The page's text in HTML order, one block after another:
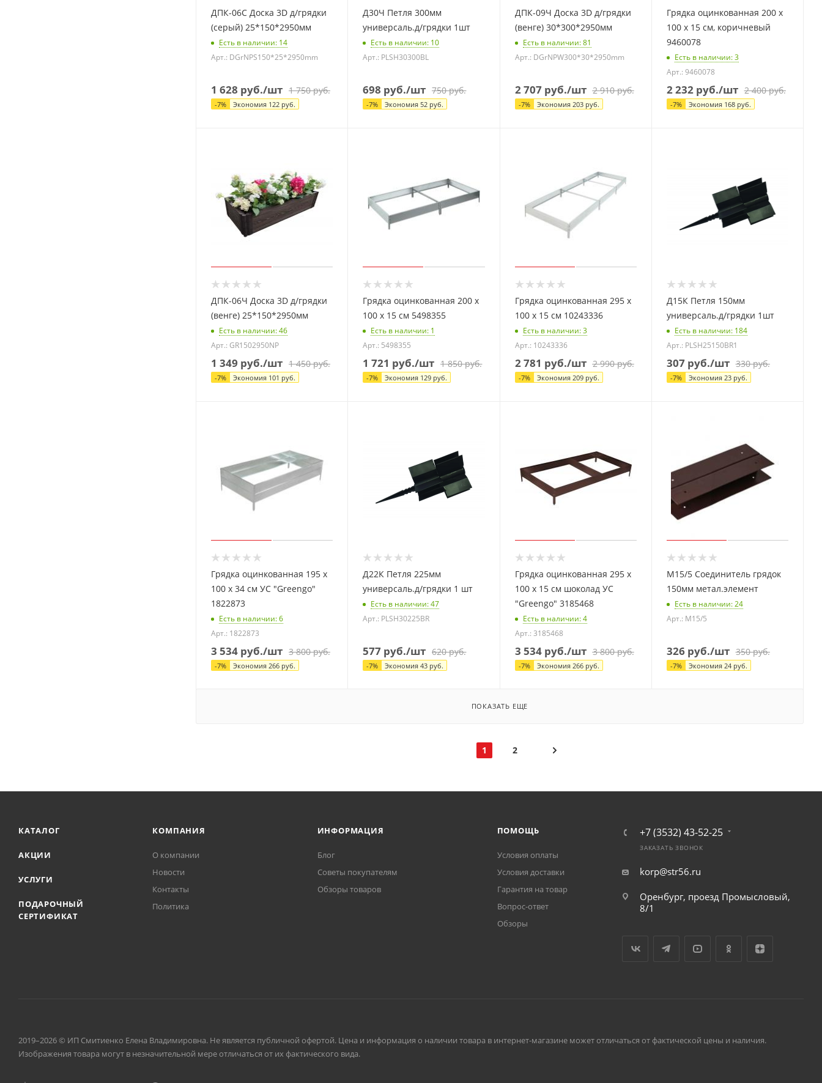
ДПК-06С Доска 3D д/грядки
(серый) 25*150*2950мм
Есть в наличии: 14
Арт.: DGrNPS150*25*2950mm
1 628 руб./шт 1 750руб.
-7% Экономия 122 руб.
Д30Ч Петля 300мм
универсаль.д/грядки 1шт
Есть в наличии: 10
Арт.: PLSH30300BL
698 руб./шт 750руб.
-7% Экономия 52 руб.
ДПК-09Ч Доска 3D д/грядки
(венге) 30*300*2950мм
Есть в наличии: 81
Арт.: DGrNPW300*30*2950mm
2 707руб./шт 2 910руб.
-7% Экономия 203руб.
Грядка оцинкованная 200 х
100 х 15 см, коричневый
9460078
Есть в наличии: 3
Арт.: 9460078
2 232руб./шт 2 400руб.
-7% Экономия 168руб.
ДПК-06Ч Доска 3D д/грядки
(венге) 25*150*2950мм
Есть в наличии: 46
Арт.: GR1502950NP
1 349 руб./шт 1 450руб.
-7% Экономия 101 руб.
Грядка оцинкованная 200 х
100 х 15 см 5498355
Есть в наличии: 1
Арт.: 5498355
1 721 руб./шт 1 850руб.
-7% Экономия 129 руб.
Грядка оцинкованная 295 х
100 х 15 см 10243336
Есть в наличии: 3
Арт.: 10243336
2 781 руб./шт 2 990руб.
-7% Экономия 209руб.
Д15К Петля 150мм
универсаль.д/грядки 1шт
Есть в наличии: 184
Арт.: PLSH25150BR1
307руб./шт 330руб.
-7% Экономия 23руб.
Грядка оцинкованная 195 х
100 х 34 см УС "Greengo"
1822873
Есть в наличии: 6
Арт.: 1822873
3 534 руб./шт 3 800руб.
-7% Экономия 266 руб.
Д22К Петля 225мм
универсаль.д/грядки 1 шт
Есть в наличии: 47
Арт.: PLSH30225BR
577 руб./шт 620руб.
-7% Экономия43 руб.
Грядка оцинкованная 295 х
100 х 15 см шоколад УС
"Greengo" 3185468
Есть в наличии: 4
Арт.: 3185468
3 534руб./шт 3 800руб.
-7% Экономия 266руб.
М15/5 Соединитель грядок
150мм метал.элемент
Есть в наличии: 24
Арт.: М15/5
326 руб./шт 350руб.
-7% Экономия 24руб.
ПОКАЗАТЬ ЕЩЕ
1 2
КАТАЛОГ
АКЦИИ
УСЛУГИ
ПОДАРОЧНЫЙ
СЕРТИФИКАТ
КОМПАНИЯ
О компании
Новости
Контакты
Политика
ИНФОРМАЦИЯ
Блог
Советы покупателям
Обзоры товаров
ПОМОЩЬ
Условия оплаты
Условия доставки
Гарантия на товар
Вопрос-ответ
Обзоры
+7 (3532) 43-52-25
ЗАКАЗАТЬ ЗВОНОК
korp@str56.ru
Оренбург, проезд Промысловый,
8/1
2019–2026 © ИП Смитиенко Елена Владимировна. Не является публичной офертой. Цена и информация о наличии товара в интернет-магазине может отличаться от фактической цены и наличия.
Изображения товара могут в незначительной мере отличаться от их фактического вида.